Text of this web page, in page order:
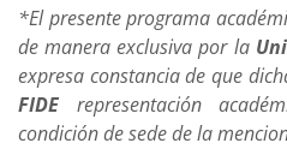
*El presente programa
de manera exclusiva por la
expresa constancia de que
FIDE representación
condición de sede de la